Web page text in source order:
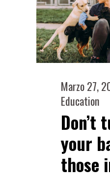
Marzo 27,
Education
Don’t
your
those